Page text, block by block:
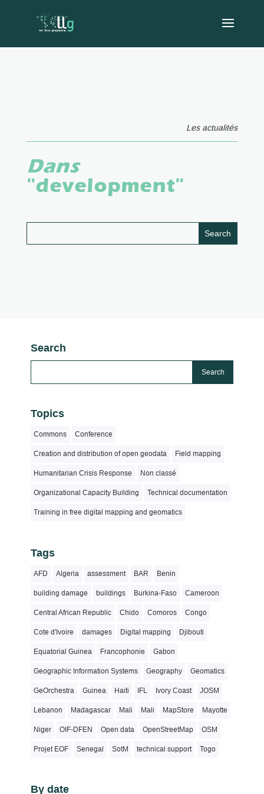
Les actualités
Dans
"development"
Search
Topics
Commons Conference
Creation and distribution of open geodata Field mapping
Humanitarian Crisis Response Non classé
Organizational Capacity Building Technical documentation
Training in free digital mapping and geomatics
Tags
AFD Algeria assessment BAR Benin
building damage buildings Burkina-Faso Cameroon
Central African Republic Chido Comoros Congo
Cote d'Ivoire damages Digital mapping Djibouti
Equatorial Guinea Francophonie Gabon
Geographic Information Systems Geography Geomatics
GeOrchestra Guinea Haiti IFL Ivory Coast JOSM
Lebanon Madagascar Mali Mali MapStore Mayotte
Niger OIF-DFEN Open data OpenStreetMap OSM
Projet EOF Senegal SotM technical support Togo
By date